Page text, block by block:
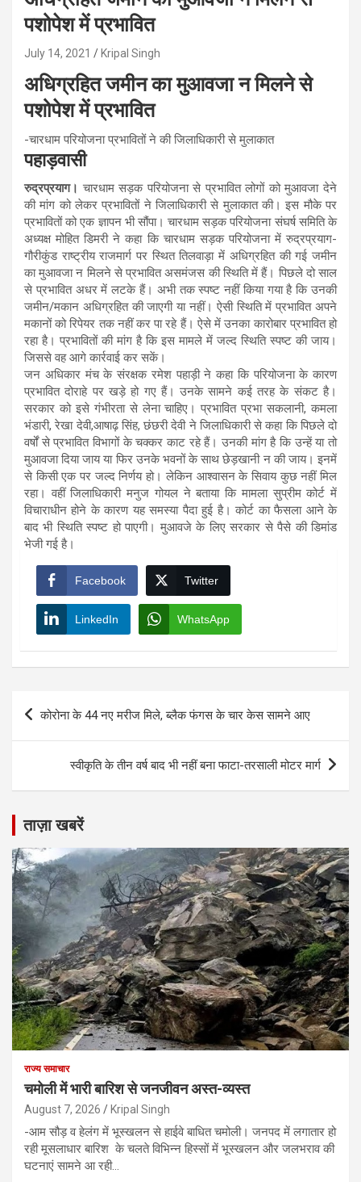
पशोपेश में प्रभावित
July 14, 2021 Kripal Singh
अधिग्रहित जमीन का मुआवजा न मिलने से
पशोपेश में प्रभावित
-चारधाम परियोजना प्रभावितों ने की जिलाधिकारी से मुलाकात
पहाड़वासी
रुद्रप्रयाग। चारधाम सड़क परियोजना से प्रभावित लोगों को मुआवजा देने
की मांग को लेकर प्रभावितों ने जिलाधिकारी से मुलाकात की। इस मौके पर
प्रभावितों को एक ज्ञापन भी सौंपा। चारधाम सड़क परियोजना संघर्ष समिति के
अध्यक्ष मोहित डिमरी ने कहा कि चारधाम सड़क परियोजना में रुद्रप्रयाग-
गौरीकुंड राष्ट्रीय राजमार्ग पर स्थित तिलवाड़ा में अधिग्रहित की गई जमीन
का मुआवजा न मिलने से प्रभावित असमंजस की स्थिति में हैं। पिछले दो साल
से प्रभावित अधर में लटके हैं। अभी तक स्पष्ट नहीं किया गया है कि उनकी
जमीन/मकान अधिग्रहित की जाएगी या नहीं। ऐसी स्थिति में प्रभावित अपने
मकानों को रिपेयर तक नहीं कर पा रहे हैं। ऐसे में उनका कारोबार प्रभावित हो
रहा है। प्रभावितों की मांग है कि इस मामले में जल्द स्थिति स्पष्ट की जाय।
जिससे वह आगे कार्रवाई कर सकें।
जन अधिकार मंच के संरक्षक रमेश पहाड़ी ने कहा कि परियोजना के कारण
प्रभावित दोराहे पर खड़े हो गए हैं। उनके सामने कई तरह के संकट है।
सरकार को इसे गंभीरता से लेना चाहिए। प्रभावित प्रभा सकलानी, कमला
भंडारी, रेखा देवी,आषाढ़ सिंह, छंछरी देवी ने जिलाधिकारी से कहा कि पिछले दो
वर्षों से प्रभावित विभागों के चक्कर काट रहे हैं। उनकी मांग है कि उन्हें या तो
मुआवजा दिया जाय या फिर उनके भवनों के साथ छेड़खानी न की जाय। इनमें
से किसी एक पर जल्द निर्णय हो। लेकिन आश्वासन के सिवाय कुछ नहीं मिल
रहा। वहीं जिलाधिकारी मनुज गोयल ने बताया कि मामला सुप्रीम कोर्ट में
विचाराधीन होने के कारण यह समस्या पैदा हुई है। कोर्ट का फैसला आने के
बाद भी स्थिति स्पष्ट हो पाएगी। मुआवजे के लिए सरकार से पैसे की डिमांड
भेजी गई है।
Facebook Twitter
LinkedIn WhatsApp
Post
कोरोना के 44 नए मरीज मिले, ब्लैक फंगस के चार केस सामने आए
स्वीकृति के तीन वर्ष बाद भी नहीं बना फाटा-तरसाली मोटर मार्ग
ताज़ा खबरें
राज्य समाचार
चमोली में भारी बारिश से जनजीवन अस्त-व्यस्त
August 7, 2026 Kripal Singh
-आम सौड़ व हेलंग में भूस्खलन से हाईवे बाधित चमोली। जनपद में लगातार हो
रही मूसलाधार बारिश के चलते विभिन्न हिस्सों में भूस्खलन और जलभराव की
घटनाएं सामने आ रही…